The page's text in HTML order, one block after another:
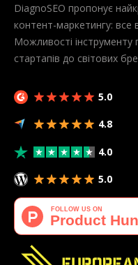
DiagnoSEO пропонує
контент-маркетингу: все
Можливості інструменту
стартапів до світових
5.0
4.8
4.0
5.0